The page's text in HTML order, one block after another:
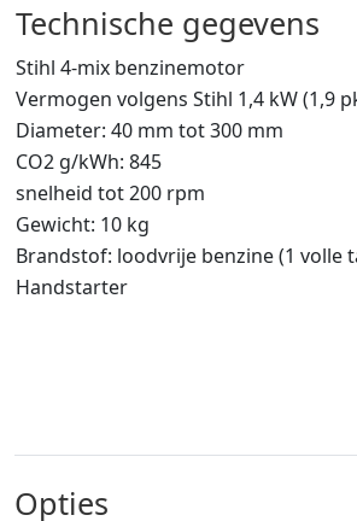
Technische gegevens
Stihl 4-mix benzinemotor
Vermogen volgens Stihl 1,4 kW (1,9
Diameter: 40 mm tot 300 mm
CO2 g/kWh: 845
snelheid tot 200 rpm
Gewicht: 10 kg
Brandstof: loodvrije benzine (1 volle
Handstarter
Opties